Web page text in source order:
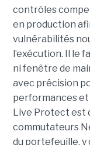
contrôles
en production
vulnérabilités
l’exécution. Il le
ni fenêtre de
avec précision
performances et
Live Protect est
commutateurs
du portefeuille, y